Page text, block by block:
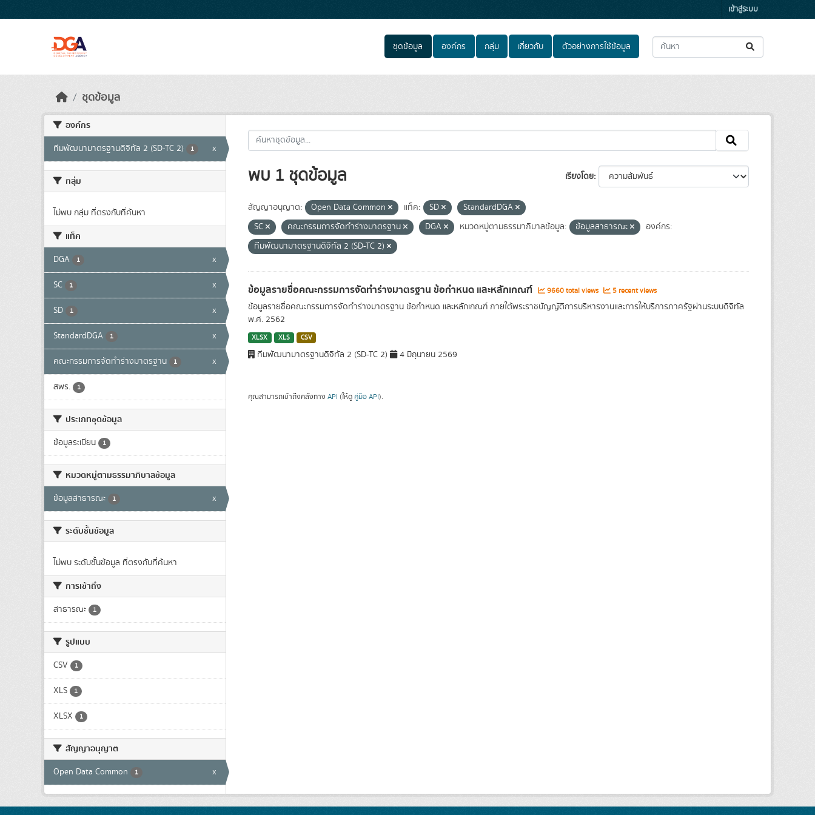
เข้าสู่ระบบ
ชุดข้อมูล องค์กร กลุ่ม เกี่ยวกับ ตัวอย่างการใช้ข้อมูล
ชุดข้อมูล
องค์กร
ทีมพัฒนามาตรฐานดิจิทัล 2 (SD-TC 2) 1 x
กลุ่ม
ไม่พบ กลุ่ม ที่ตรงกับที่ค้นหา
แท็ค
DGA 1 x
SC 1 x
SD 1 x
StandardDGA 1 x
คณะกรรมการจัดทำร่างมาตรฐาน 1 x
สพร. 1
ประเภทชุดข้อมูล
ข้อมูลระเบียน 1
หมวดหมู่ตามธรรมาภิบาลข้อมูล
ข้อมูลสาธารณะ 1 x
ระดับชั้นข้อมูล
ไม่พบ ระดับชั้นข้อมูล ที่ตรงกับที่ค้นหา
การเข้าถึง
สาธารณะ 1
รูปแบบ
CSV 1
XLS 1
XLSX 1
สัญญาอนุญาต
Open Data Common 1 x
เรียงโดย
พบ 1 ชุดข้อมูล
สัญญาอนุญาต: Open Data Common แท็ค: SD
StandardDGA
SC
คณะกรรมการจัดทำร่างมาตรฐาน DGA หมวดหมู่ตามธรรมาภิบาลข้อมูล: ข้อมูลสาธารณะ
องค์กร:
ทีมพัฒนามาตรฐานดิจิทัล 2 (SD-TC 2)
ข้อมูลรายชื่อคณะกรรมการจัดทำร่างมาตรฐาน ข้อกำหนด และหลักเกณฑ์ 9660 total views 5 recent views
ข้อมูลรายชื่อคณะกรรมการจัดทำร่างมาตรฐาน ข้อกำหนด และหลักเกณฑ์ ภายใต้พระราชบัญญัติการบริหารงานและการให้บริการภาครัฐผ่านระบบดิจิทัล
พ.ศ. 2562
XLSX XLS CSV
ทีมพัฒนามาตรฐานดิจิทัล 2 (SD-TC 2) 4 มิถุนายน 2569
คุณสามารถเข้าถึงคลังทาง API (ให้ดู คู่มือ API).